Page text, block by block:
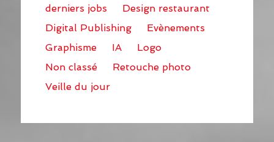
derniers jobs
Design restaurant
Digital Publishing
Evènements
Graphisme
IA
Logo
Non classé
Retouche photo
Veille du jour